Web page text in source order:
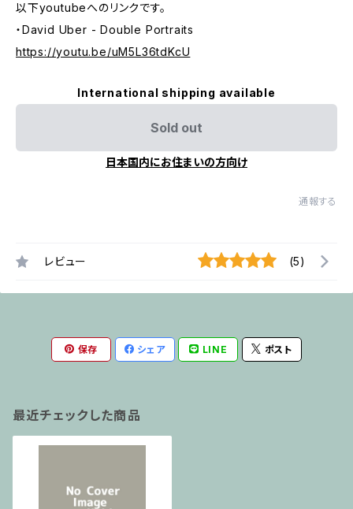
以下youtubeへのリンクです。
・David Uber - Double Portraits
https://youtu.be/uM5L36tdKcU
International shipping available
Sold out
日本国内にお住まいの方向け
通報する
レビュー (5)
保存 シェア LINE ポスト
最近チェックした商品